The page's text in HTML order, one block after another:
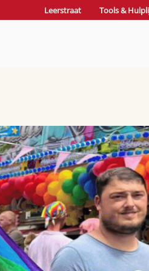
Leerstraat Tools &